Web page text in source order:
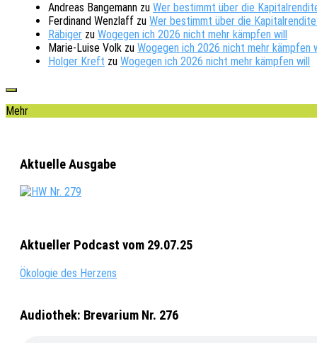
Andreas Bangemann zu Wer bestimmt über die
Ferdinand Wenzlaff zu Wer bestimmt über die
Räbiger zu Wogegen ich 2026 nicht mehr kämpfen will
Marie-Luise Volk zu Wogegen ich 2026 nicht mehr kämpfen
Holger Kreft zu Wogegen ich 2026 nicht mehr kämpfen will
Mehr
Aktuelle Ausgabe
Aktueller Podcast vom 29.07.25
Ökologie des Herzens
Audiothek: Brevarium Nr. 276